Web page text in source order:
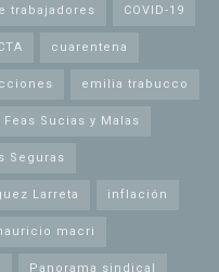
trabajadores COVID-19
cuarentena
emilia trabucco
Feas Sucias y Malas
Seguras
Larreta inflación
macri
Panorama sindical